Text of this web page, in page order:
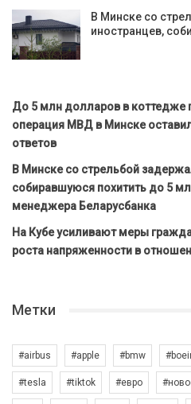
В Минске со
иностранцев,
До 5 млн долларов в коттедже
операция МВД в Минске
ответов
В Минске со стрельбой
собиравшуюся похитить до 5
менеджера Беларусбанка
На Кубе усиливают меры
роста напряженности в
Метки
#airbus #apple #bmw
#tesla #tiktok #евро